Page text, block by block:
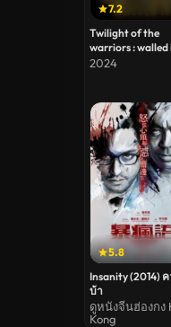
7.2
Twilight of the
warriors : walled
(2024) เมืองพญา
2024
5.8
Insanity (2014)
บ้า
ดูหนังจีนฮ่องกง
Kong